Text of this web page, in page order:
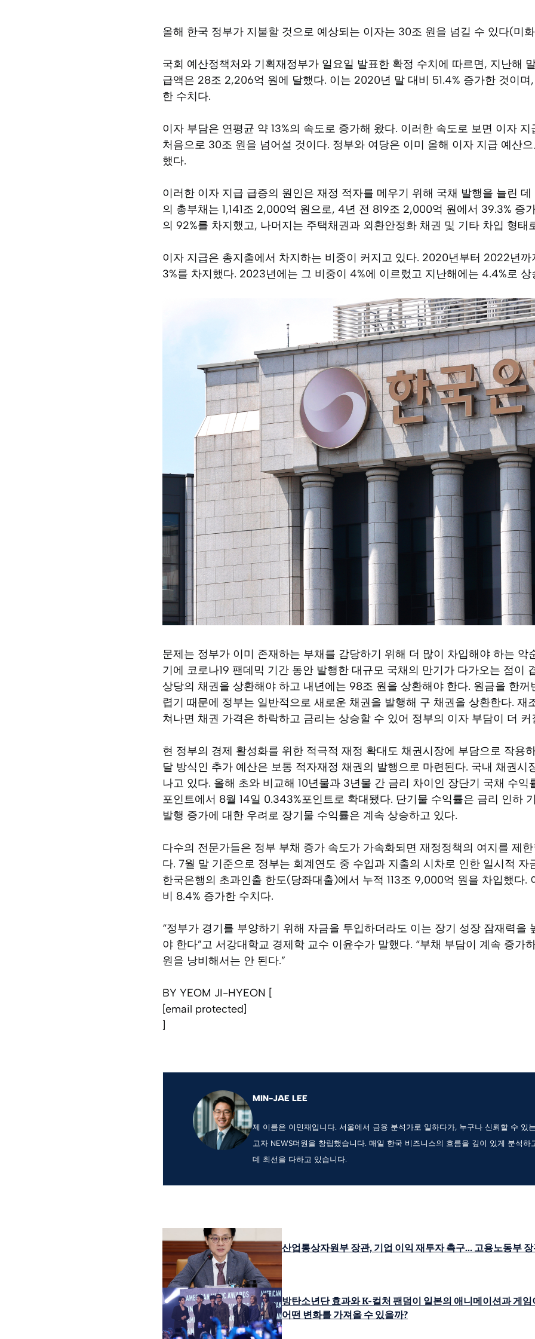
올해 한국 정부가 지불할 것으로 예상되는 이자는 30조 원을 넘길 수 있다(미
국회 예산정책처와 기획재정부가 일요일 발표한 확정 수치에 따르면, 지난해
급액은 28조 2,206억 원에 달했다. 이는 2020년 말 대비 51.4% 증가한 것이
한 수치다.
이자 부담은 연평균 약 13%의 속도로 증가해 왔다. 이러한 속도로 보면 이자
처음으로 30조 원을 넘어설 것이다. 정부와 여당은 이미 올해 이자 지급 예산
했다.
이러한 이자 지급 급증의 원인은 재정 적자를 메우기 위해 국채 발행을 늘린
의 총부채는 1,141조 2,000억 원으로, 4년 전 819조 2,000억 원에서 39.3% 증
의 92%를 차지했고, 나머지는 주택채권과 외환안정화 채권 및 기타 차입 형태
이자 지급은 총지출에서 차지하는 비중이 커지고 있다. 2020년부터 2022년
3%를 차지했다. 2023년에는 그 비중이 4%에 이르렀고 지난해에는 4.4%로 상
문제는 정부가 이미 존재하는 부채를 감당하기 위해 더 많이 차입해야 하는 악
기에 코로나19 팬데믹 기간 동안 발행한 대규모 국채의 만기가 다가오는 점이
상당의 채권을 상환해야 하고 내년에는 98조 원을 상환해야 한다. 원금을 한꺼
렵기 때문에 정부는 일반적으로 새로운 채권을 발행해 구 채권을 상환한다. 재
쳐나면 채권 가격은 하락하고 금리는 상승할 수 있어 정부의 이자 부담이 더 커
현 정부의 경제 활성화를 위한 적극적 재정 확대도 채권시장에 부담으로 작용
달 방식인 추가 예산은 보통 적자재정 채권의 발행으로 마련된다. 국내 채권시
나고 있다. 올해 초와 비교해 10년물과 3년물 간 금리 차이인 장단기 국채 수
포인트에서 8월 14일 0.343%포인트로 확대됐다. 단기물 수익률은 금리 인하
발행 증가에 대한 우려로 장기물 수익률은 계속 상승하고 있다.
다수의 전문가들은 정부 부채 증가 속도가 가속화되면 재정정책의 여지를 제
다. 7월 말 기준으로 정부는 회계연도 중 수입과 지출의 시차로 인한 일시적 자
한국은행의 초과인출 한도(당좌대출)에서 누적 113조 9,000억 원을 차입했다.
비 8.4% 증가한 수치다.
“정부가 경기를 부양하기 위해 자금을 투입하더라도 이는 장기 성장 잠재력을
야 한다”고 서강대학교 경제학 교수 이윤수가 말했다. “부채 부담이 계속 증가
원을 낭비해서는 안 된다.”
BY YEOM JI-HYEON [
[email protected]
]
MIN-JAE LEE
제 이름은 이민재입니다. 서울에서 금융 분석가로 일하다가, 누구나 신뢰할 수 있
고자 NEWS더원을 창립했습니다. 매일 한국 비즈니스의 흐름을 깊이 있게 분석하
데 최선을 다하고 있습니다.
산업통상자원부 장관, 기업 이익 재투자 촉구… 고용노동부
방탄소년단 효과와 K-컬처 팬덤이 일본의 애니메이션과 게
어떤 변화를 가져올 수 있을까?